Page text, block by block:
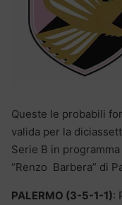
Queste le probabili
valida per la
Serie B in
“Renzo Barbera” di
PALERMO (3-5-1-1):